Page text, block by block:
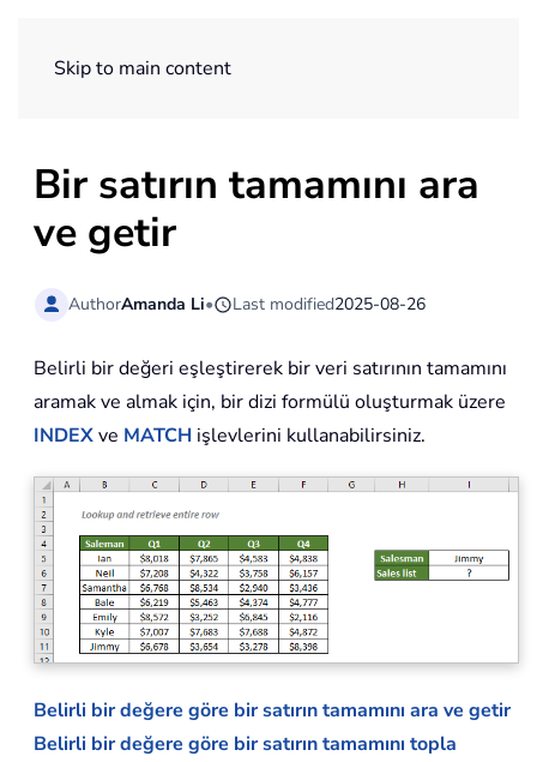
Skip to main content
Bir satırın tamamını ara
ve getir
AuthorAmanda Li• Last modified2025-08-26
Belirli bir değeri eşleştirerek bir veri satırının tamamını
aramak ve almak için, bir dizi formülü oluşturmak üzere
INDEXve MATCH işlevlerini kullanabilirsiniz.
Belirli bir değere göre bir satırın tamamını ara ve getir
Belirli bir değere göre bir satırın tamamını topla